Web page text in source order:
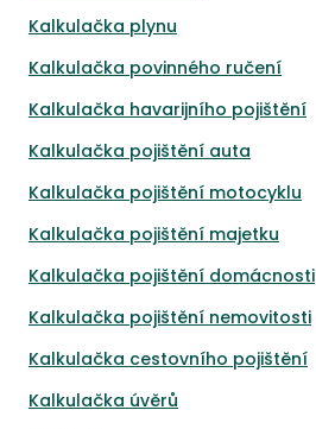
Kalkulačka plynu
Kalkulačka povinného ručení
Kalkulačka havarijního pojištění
Kalkulačka pojištění auta
Kalkulačka pojištění motocyklu
Kalkulačka pojištění majetku
Kalkulačka pojištění domácnosti
Kalkulačka pojištění nemovitosti
Kalkulačka cestovního pojištění
Kalkulačka úvěrů